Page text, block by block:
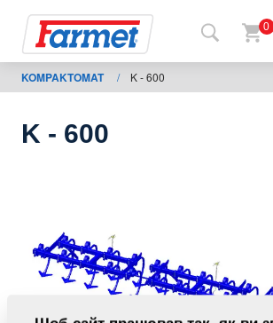
Назад
на
Мої
машини
Завантаження
0
KOMPAKTOMAT / K - 600
K - 600